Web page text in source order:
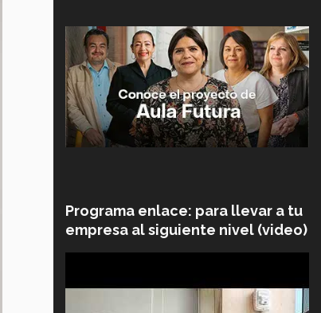
Programa enlace: para llevar a tu
empresa al siguiente nivel (video)